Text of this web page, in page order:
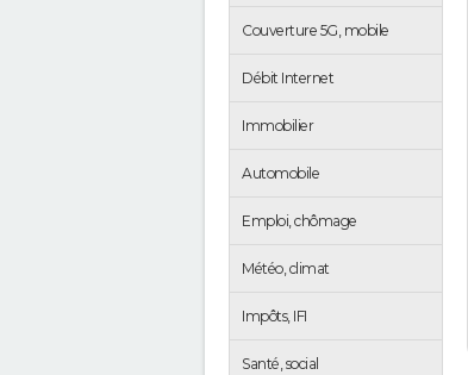
Couverture 5G, mobile
Débit Internet
Immobilier
Automobile
Emploi, chômage
Météo, climat
Impôts, IFI
Santé, social